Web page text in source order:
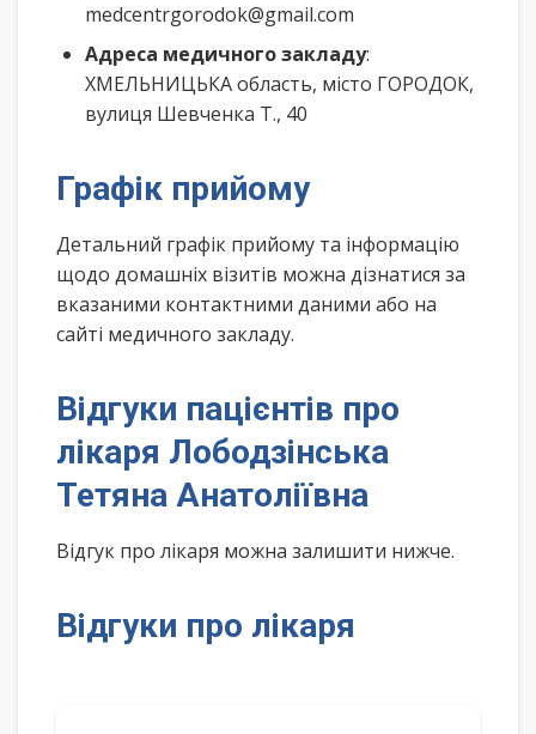
medcentrgorodok@gmail.com
Адреса медичного закладу:
ХМЕЛЬНИЦЬКА область, місто ГОРОДОК,
вулиця Шевченка Т., 40
Графік прийому
Детальний графік прийому та інформацію
щодо домашніх візитів можна дізнатися за
вказаними контактними даними або на
сайті медичного закладу.
Відгуки пацієнтів про
лікаря Лободзінська
Тетяна Анатоліївна
Відгук про лікаря можна залишити нижче.
Відгуки про лікаря